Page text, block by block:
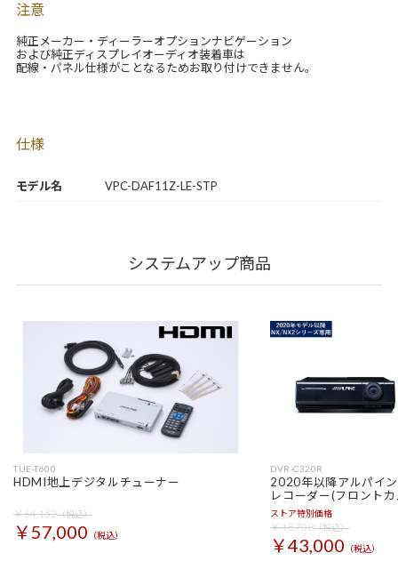
モデル名 VPC-DAF11Z-LE-STP
注意
純正メーカー・ディーラーオプションナビゲーション
および純正ディスプレイオーディオ装着車は
配線・パネル仕様がことなるためお取り付けできません。
仕様
システムアップ商品
TUE-T600
HDMI地上デジタルチューナー
￥64,152（税込）
￥57,000 （税込）
DVR-C320R
2020年以降アルパイ
レコーダー(フロント
ストア特別価格
￥48,708（税込）
￥43,000 （税込）